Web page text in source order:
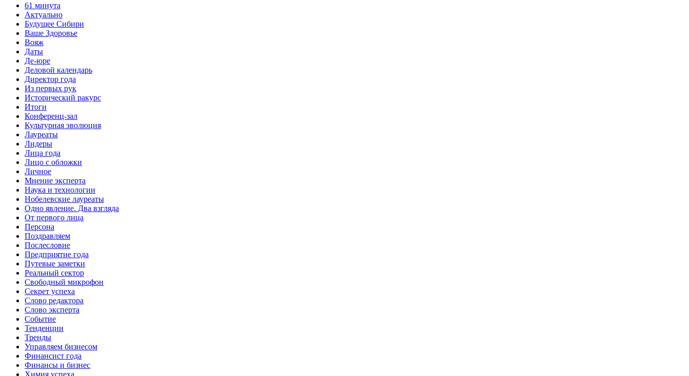
61 минута
Актуально
Будущее Сибири
Ваше Здоровье
Вояж
Даты
Де-юре
Деловой календарь
Директор года
Из первых рук
Исторический ракурс
Итоги
Конференц-зал
Культурная эволюция
Лауреаты
Лидеры
Лица года
Лицо с обложки
Личное
Мнение эксперта
Наука и технологии
Нобелевские лауреаты
Одно явление. Два взгляда
От первого лица
Персона
Поздравляем
Послесловие
Предприятие года
Путевые заметки
Реальный сектор
Свободный микрофон
Секрет успеха
Слово редактора
Слово эксперта
Событие
Тенденции
Тренды
Управляем бизнесом
Финансист года
Финансы и бизнес
Химия успеха